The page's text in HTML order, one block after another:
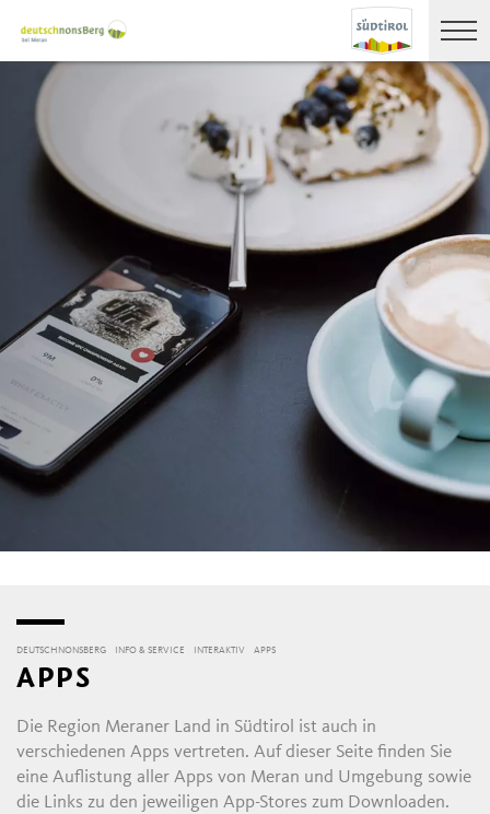
DEUTSCHNONSBERG INFO & SERVICE INTERAKTIV APPS
APPS
Die Region Meraner Land in Südtirol ist auch in
verschiedenen Apps vertreten. Auf dieser Seite finden Sie
eine Auflistung aller Apps von Meran und Umgebung sowie
die Links zu den jeweiligen App-Stores zum Downloaden.